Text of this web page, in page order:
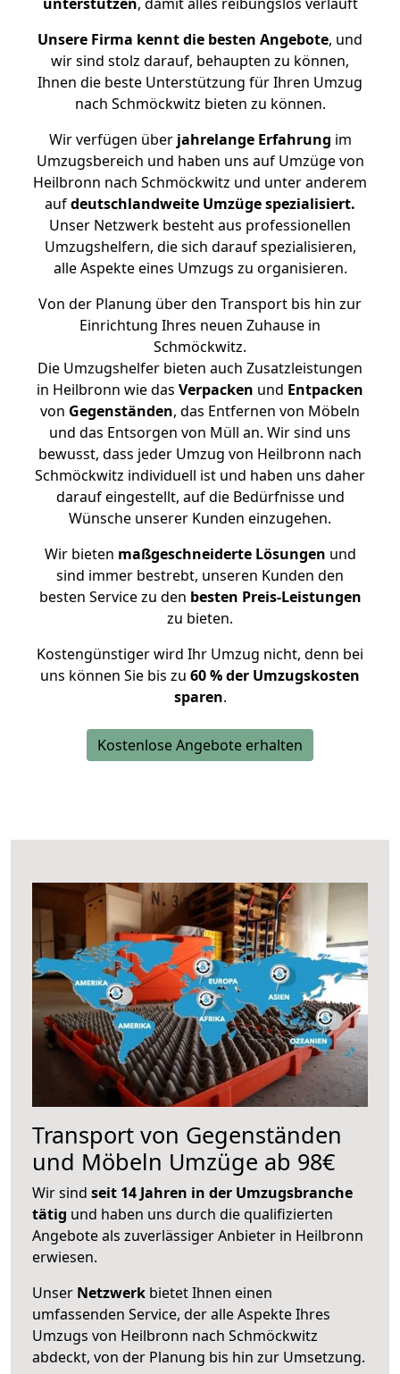
Unsere Firma kennt die besten Angebote, und
wir sind stolz darauf, behaupten zu können,
Ihnen die beste Unterstützung für Ihren Umzug
nach Schmöckwitz bieten zu können.
Wir verfügen überjahrelange Erfahrung im
Umzugsbereich und haben uns auf Umzüge von
Heilbronn nach Schmöckwitz und unter anderem
aufdeutschlandweite Umzüge spezialisiert.
Unser Netzwerk besteht aus professionellen
Umzugshelfern, die sich darauf spezialisieren,
alle Aspekte eines Umzugs zu organisieren.
Von der Planung über den Transport bis hin zur
Einrichtung Ihres neuen Zuhause in
Schmöckwitz.
Die Umzugshelfer bieten auch Zusatzleistungen
in Heilbronn wie das Verpacken und Entpacken
von Gegenständen, das Entfernen von Möbeln
und das Entsorgen von Müll an. Wir sind uns
bewusst, dass jeder Umzug von Heilbronn nach
Schmöckwitz individuell ist und haben uns daher
darauf eingestellt, auf die Bedürfnisse und
Wünsche unserer Kunden einzugehen.
Wir bieten maßgeschneiderte Lösungen und
sind immer bestrebt, unseren Kunden den
besten Service zu den besten Preis-Leistungen
zu bieten.
Kostengünstiger wird Ihr Umzug nicht, denn bei
uns können Sie bis zu 60 % der Umzugskosten
sparen.
Kostenlose Angebote erhalten
Transport von Gegenständen
und Möbeln Umzüge ab 98€
Wir sind seit 14 Jahren in der Umzugsbranche
tätig und haben uns durch die qualifizierten
Angebote als zuverlässiger Anbieter in Heilbronn
erwiesen.
Unser Netzwerk bietet Ihnen einen
umfassenden Service, der alle Aspekte Ihres
Umzugs von Heilbronn nach Schmöckwitz
abdeckt, von der Planung bis hin zur Umsetzung.